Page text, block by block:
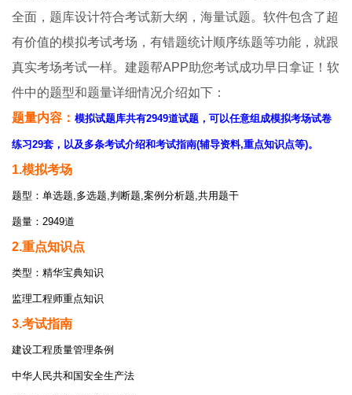
全面，题库设计符合考试新大纲，海量试题。软件包含了超
有价值的模拟考试考场，有错题统计顺序练题等功能，就跟
真实考场考试一样。建题帮APP助您考试成功早日拿证！软
件中的题型和题量详细情况介绍如下：
题量内容： 模拟试题库共有2949道试题，可以任意组成模拟考场试卷
练习29套，以及多条考试介绍和考试指南(辅导资料,重点知识点等)。
1.模拟考场
题型：单选题,多选题,判断题,案例分析题,共用题干
题量：2949道
2.重点知识点
类型：精华宝典知识
监理工程师重点知识
3.考试指南
建设工程质量管理条例
中华人民共和国安全生产法